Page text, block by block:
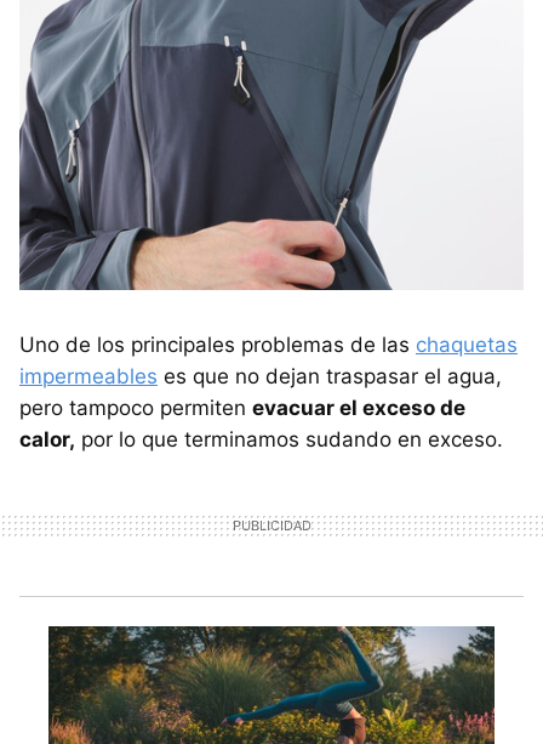
Uno de los principales problemas de las chaquetas
impermeables es que no dejan traspasar el agua,
pero tampoco permiten evacuar el exceso de
calor, por lo que terminamos sudando en exceso.